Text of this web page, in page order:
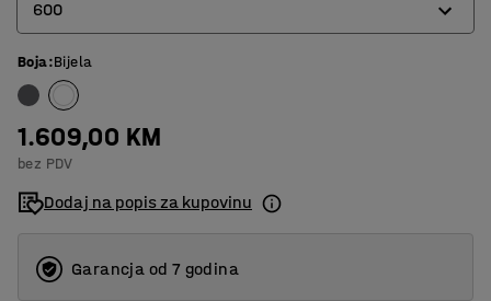
600
600
900
Boja:Bijela
1.609,00 KM
bez PDV
Dodaj na popis za kupovinu
Garancja od 7 godina